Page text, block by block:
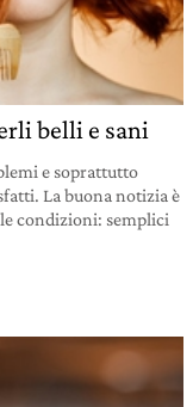
belli e sani
e soprattutto
La buona notizia è
condizioni: semplici